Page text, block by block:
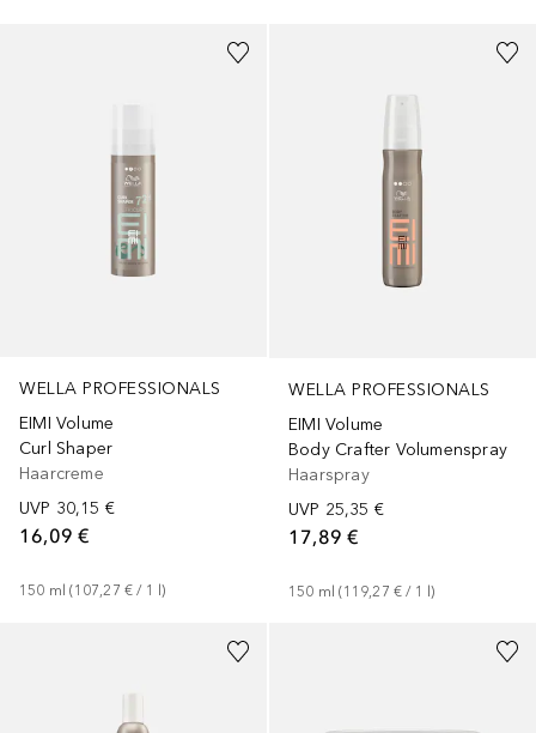
WELLA PROFESSIONALS
EIMI Volume
Curl Shaper
Haarcreme
UVP 30,15 €
16,09 €
150 ml (107,27 € / 1 l)
WELLA PROFESSIONALS
EIMI Volume
Body Crafter Volumenspray
Haarspray
UVP 25,35 €
17,89 €
150 ml (119,27 € / 1 l)
1 Größe